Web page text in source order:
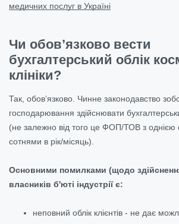
медичних послуг в Україні
Чи обов’язково вести
бухгалтерський облік
клініки?
Так, обов’язково. Чинне законодавство
господарювання здійснювати
(не залежно від того це ФОП/ТОВ з однією
сотнями в рік/місяць).
Основними помилками (щодо
власників б'юті індустрії є:
неповний облік клієнтів - не дає